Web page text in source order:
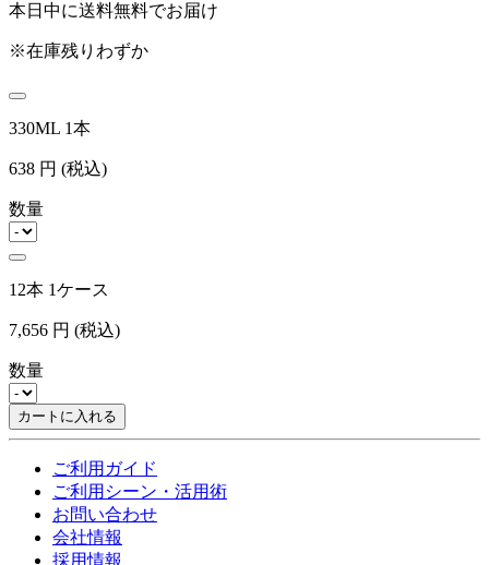
本日中に送料無料でお届け
※在庫残りわずか
330ML 1本
638 円 (税込)
数量
12本 1ケース
7,656 円 (税込)
数量
カートに入れる
ご利用ガイド
ご利用シーン・活用術
お問い合わせ
会社情報
採用情報